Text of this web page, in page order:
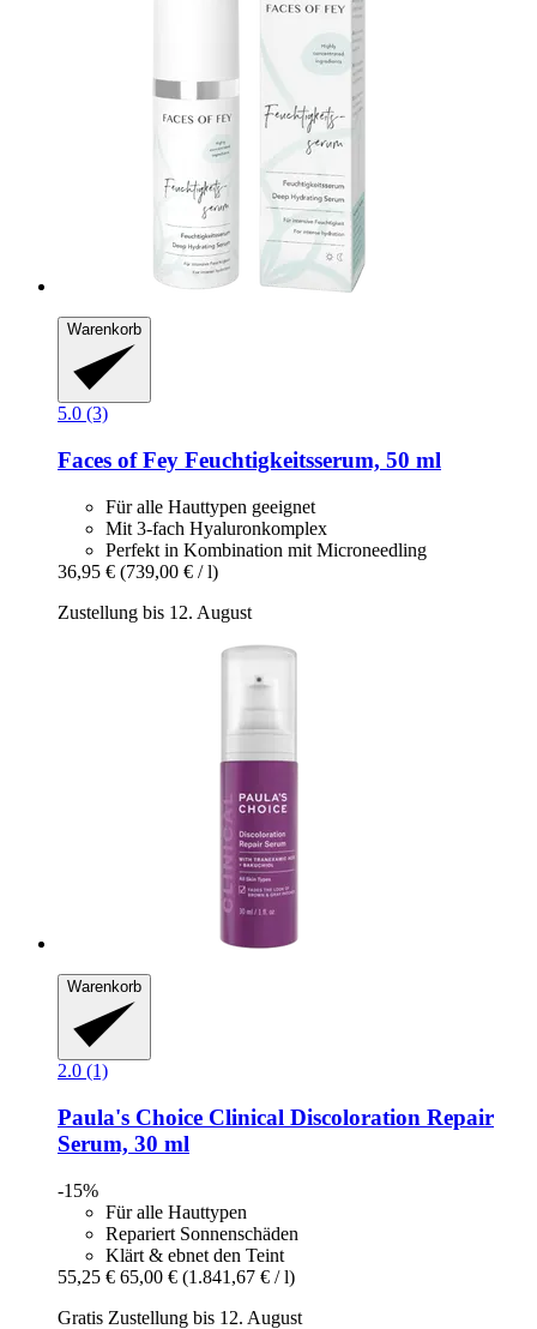
Warenkorb
5.0 (3)
Faces of Fey Feuchtigkeitsserum, 50 ml
Für alle Hauttypen geeignet
Mit 3-fach Hyaluronkomplex
Perfekt in Kombination mit Microneedling
36,95 € (739,00 € / l)
Zustellung bis 12. August
Warenkorb
2.0 (1)
Paula's Choice Clinical Discoloration Repair
Serum, 30 ml
-15%
Für alle Hauttypen
Repariert Sonnenschäden
Klärt & ebnet den Teint
55,25 € 65,00 € (1.841,67 € / l)
Gratis Zustellung bis 12. August